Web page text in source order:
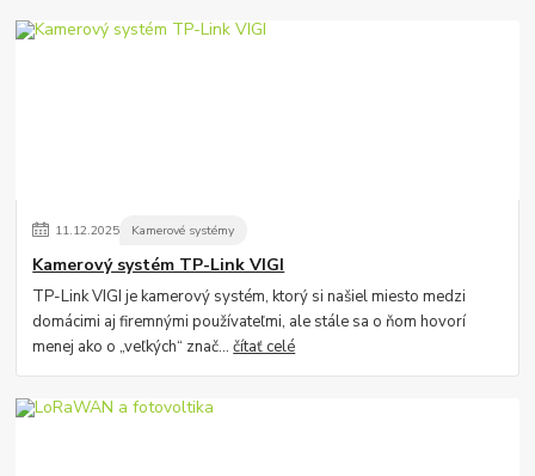
11.12.2025 Kamerové systémy
Kamerový systém TP-Link VIGI
TP-Link VIGI je kamerový systém, ktorý si našiel miesto medzi
domácimi aj firemnými používateľmi, ale stále sa o ňom hovorí
menej ako o „veľkých“ znač...čítať celé